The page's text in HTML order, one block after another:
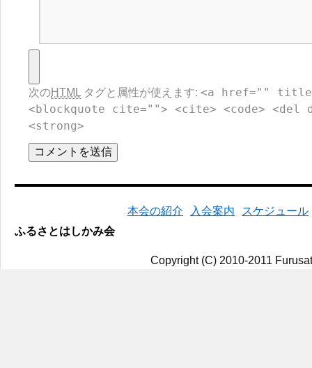
次のHTML タグと属性が使えます: <a href=""
<blockquote cite=""> <cite> <code> <del
<strong>
本会の紹介 入会案内
スケジュール
ふるさとはしかみ会
Copyright (C) 2010-2011